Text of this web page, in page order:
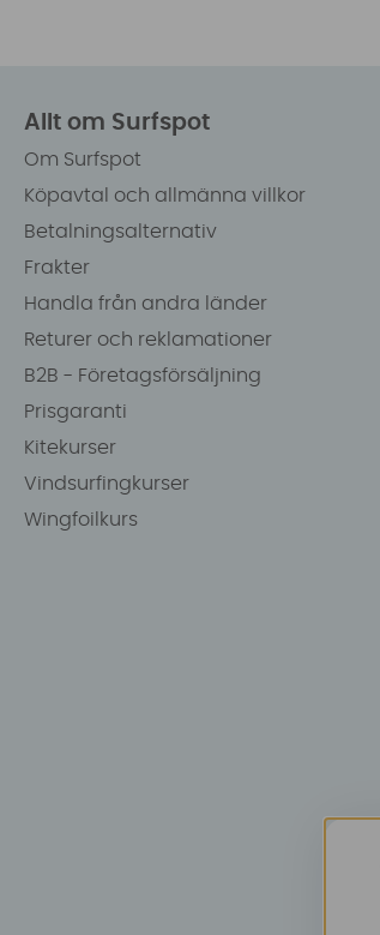
Allt om Surfspot
Om Surfspot
Köpavtal och allmänna villkor
Betalningsalternativ
Frakter
Handla från andra länder
Returer och reklamationer
B2B - Företagsförsäljning
Prisgaranti
Kitekurser
Vindsurfingkurser
Wingfoilkurs